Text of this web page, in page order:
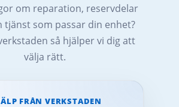
om reparation, reservdelar
tjänst som passar din enhet?
så hjälper vi dig att
välja rätt.
FRÅN VERKSTADEN